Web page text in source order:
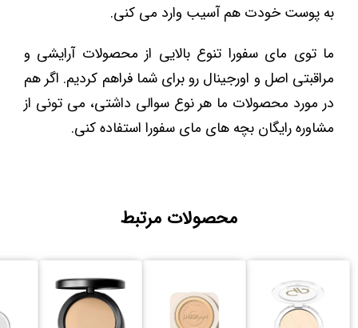
به پوست خودت هم آسیب وارد می کنی.
ما توی مای سفورا تنوع بالایی از محصولات آرایشی و
مراقبتی اصل و اورجینال رو برای شما فراهم کردیم. اگر هم
در مورد محصولات ما هر نوع سوالی داشتی، می تونی از
مشاوره رایگان بچه های مای سفورا استفاده کنی.
محصولات مرتبط